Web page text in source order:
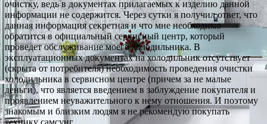
очистку, ведь в документах прилагаемых к изделию данной
информации не содержится. Через сутки я получил ответ, что
данная информация секретная и что мне необходимо
обратится в официальный сервисный центр, который
проведет обслуживание моего холодильника. В
эксплуатационных документах на холодильник отсутствует
(скрыта от потребителя) необходимость проведения очистки
холодильника в сервисном центре (причем за не малые
деньги), что является введением в заблуждение покупателя и
проявлением неуважительного к нему отношения. И поэтому
знакомым и близким людям я не рекомендую покупать
технику самсунг.